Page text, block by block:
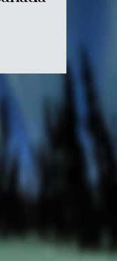
Canada